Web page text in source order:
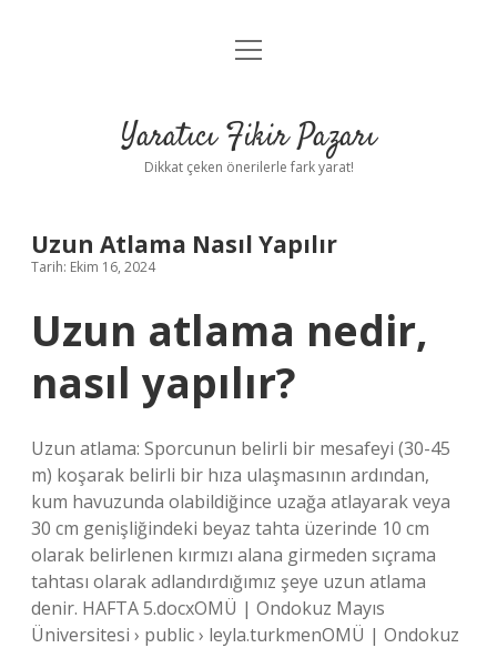
Anasayfa
Yasal Uyarı
menüyü
Yaratıcı Fikir Pazarı
Dikkat çeken önerilerle fark yarat!
Uzun Atlama Nasıl Yapılır
Tarih: Ekim 16, 2024
Uzun atlama nedir,
nasıl yapılır?
Uzun atlama: Sporcunun belirli bir mesafeyi (30-45
m) koşarak belirli bir hıza ulaşmasının ardından,
kum havuzunda olabildiğince uzağa atlayarak veya
30 cm genişliğindeki beyaz tahta üzerinde 10 cm
olarak belirlenen kırmızı alana girmeden sıçrama
tahtası olarak adlandırdığımız şeye uzun atlama
denir. HAFTA 5.docxOMÜ | Ondokuz Mayıs
Üniversitesi › public › leyla.turkmenOMÜ | Ondokuz